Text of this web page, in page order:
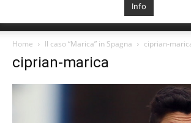
Italiani
Home Il caso “Marica” in Spagna ciprian-
ciprian-marica
Info